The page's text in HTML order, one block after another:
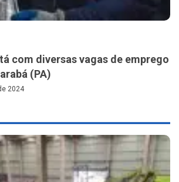
com diversas vagas de emprego
(PA)
2024